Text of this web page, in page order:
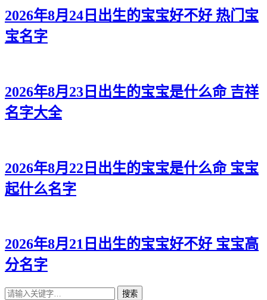
2026年8月24日出生的宝宝好不好 热门宝
宝名字
2026年8月23日出生的宝宝是什么命 吉祥
名字大全
2026年8月22日出生的宝宝是什么命 宝宝
起什么名字
2026年8月21日出生的宝宝好不好 宝宝高
分名字
搜索